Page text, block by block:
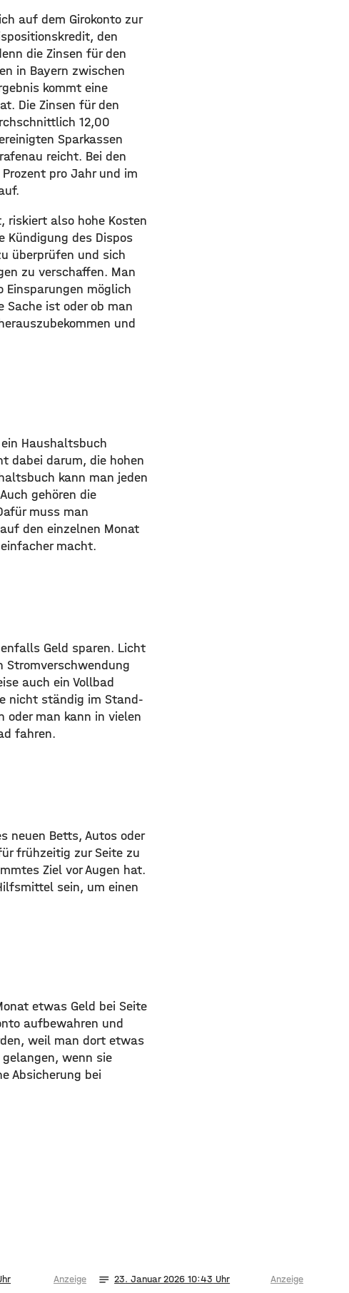
auf dem Girokonto zur
den
die Zinsen für den
in Bayern zwischen
kommt eine
Die Zinsen für den
12,00
Sparkassen
reicht. Bei den
pro Jahr und im
riskiert also hohe Kosten
Kündigung des Dispos
überprüfen und sich
zu verschaffen. Man
Einsparungen möglich
Sache ist oder ob man
und
Haushaltsbuch
dabei darum, die hohen
kann man jeden
gehören die
muss man
den einzelnen Monat
macht.
Geld sparen. Licht
Stromverschwendung
auch ein Vollbad
nicht ständig im Stand-
oder man kann in vielen
fahren.
neuen Betts, Autos oder
frühzeitig zur Seite zu
Ziel vor Augen hat.
sein, um einen
etwas Geld bei Seite
aufbewahren und
weil man dort etwas
wenn sie
Absicherung bei
Anzeige notes 23. Januar 2026 10:43 Anzeige